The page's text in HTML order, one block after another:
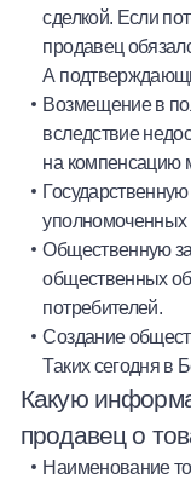
сделкой. Если
продавец
А
Возмещение в
вследствие
на компенсацию
уполномоченных
Общественную
общественных
потребителей.
Создание
Таких сегодня в
Какую
продавец о
Наименование